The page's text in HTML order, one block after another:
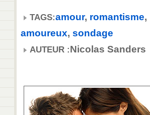
TAGS:amour, romantisme,
amoureux, sondage
AUTEUR :Nicolas Sanders